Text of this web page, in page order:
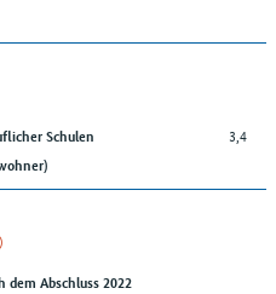
Schulen
3,4
dem Abschluss 2022